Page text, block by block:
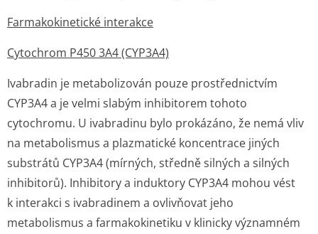
Farmakokinetické interakce
Cytochrom P450 3A4 (CYP3A4)
Ivabradin je metabolizován pouze prostřednictvím
CYP3A4 a je velmi slabým inhibitorem tohoto
cytochromu. U ivabradinu bylo prokázáno, že nemá vliv
na metabolismus a plazmatické koncentrace jiných
substrátů CYP3A4 (mírných, středně silných a silných
inhibitorů). Inhibitory a induktory CYP3A4 mohou vést
k interakci s ivabradinem a ovlivňovat jeho
metabolismus a farmakokinetiku v klinicky významném